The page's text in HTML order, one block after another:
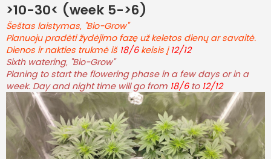
>10-30< (week 5->6)
Šeštas laistymas, "Bio-Grow"
Planuoju pradėti žydėjimo fazę už keletos dienų ar savaitė.
Dienos ir nakties trukmė iš 18/6keisis į 12/12
Sixth watering, "Bio-Grow"
Planing to start the flowering phase in a few days or in a
week. Day and night time will go from 18/6to 12/12